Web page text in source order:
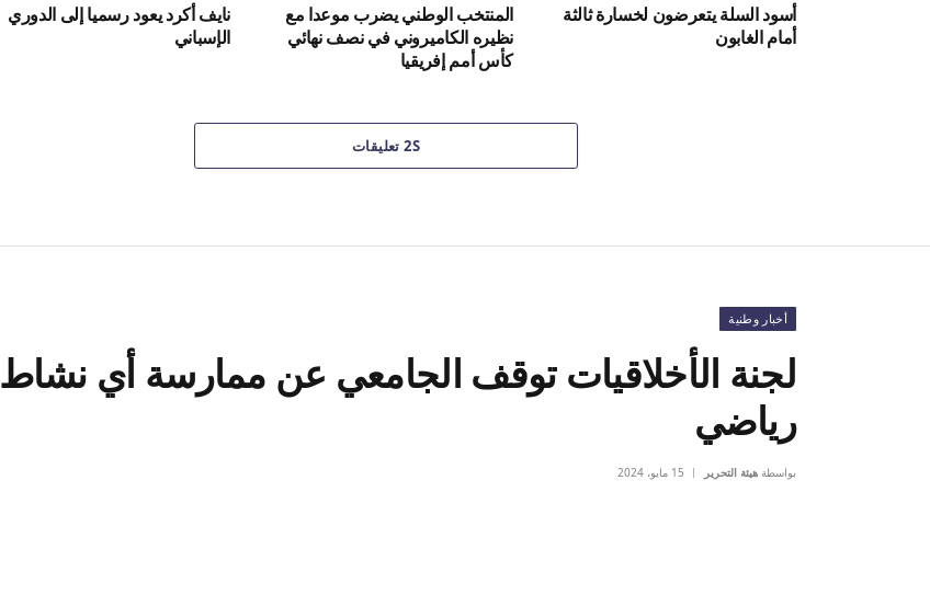
أسود السلة يتعرضون لخسارة ثالثة
أمام الغابون
المنتخب الوطني يضرب موعدا مع
نظيره الكاميروني في نصف نهائي
كأس أمم إفريقيا
نايف أكرد يعود رسميا إلى الدوري
الإسباني
2S تعليقات
أخبار وطنية
لجنة الأخلاقيات توقف الجامعي عن ممارسة أي نشاط
رياضي
بواسطة هيئة التحرير 15 مايو، 2024